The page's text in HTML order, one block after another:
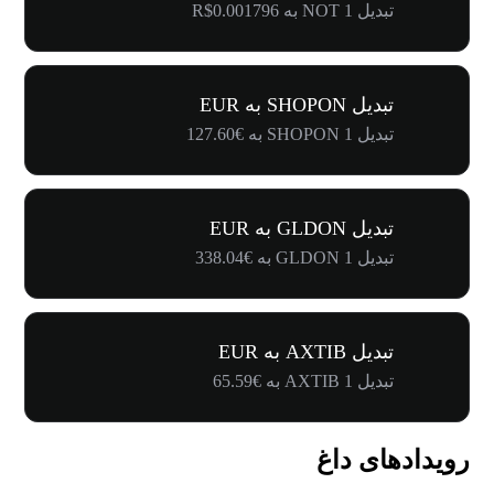
تبدیل 1 NOT به R$0.001796
تبدیل SHOPON به EUR
تبدیل 1 SHOPON به €127.60
تبدیل GLDON به EUR
تبدیل 1 GLDON به €338.04
تبدیل AXTIB به EUR
تبدیل 1 AXTIB به €65.59
رویدادهای داغ